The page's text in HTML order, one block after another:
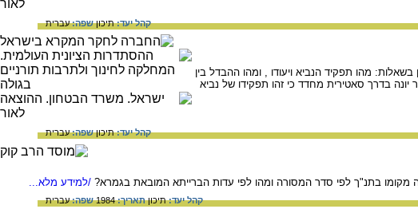
קהל יעד:תיכוןשפה:עברית
מהו תפקיד הנביא ויעודו , ומהו ההבדל בין
בדרך סאטירית מחדד כי זהו תפקידו של נביא
קהל יעד:תיכוןשפה:עברית
בתנ"ך לפי סדר המסורה ומהו לפי עדות הברייתא המובאת בגמרא? /למידע מלא...
קהל יעד:תיכוןתאריך:1984 שפה:עברית